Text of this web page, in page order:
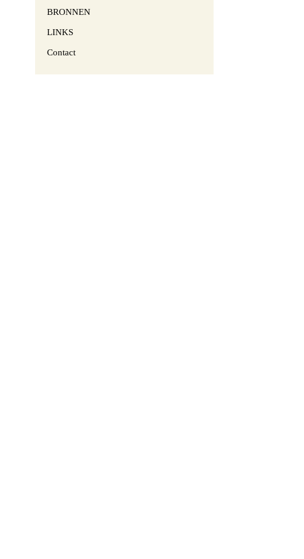
BRONNEN
LINKS
Contact